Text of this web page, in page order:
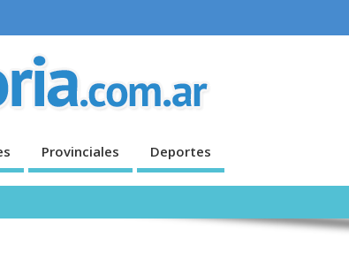
Provinciales Deportes